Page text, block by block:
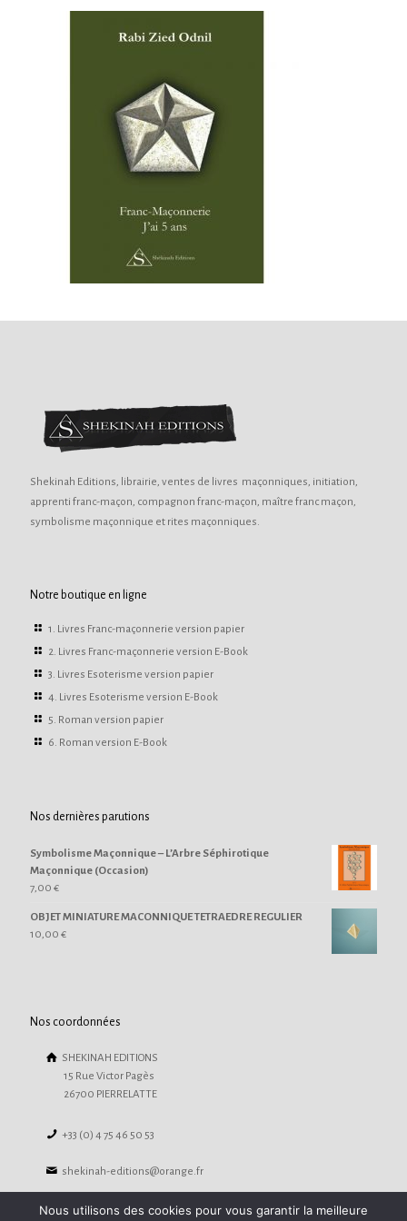
Shekinah Editions, librairie, ventes de livres maçonniques, initiation,
apprenti franc-maçon, compagnon franc-maçon, maître franc maçon,
symbolisme maçonnique et rites maçonniques.
Notre boutique en ligne
1. Livres Franc-maçonnerie version papier
2. Livres Franc-maçonnerie version E-Book
3. Livres Esoterisme version papier
4. Livres Esoterisme version E-Book
5. Roman version papier
6. Roman version E-Book
Nos dernières parutions
Symbolisme Maçonnique – L’Arbre Séphirotique
Maçonnique (Occasion)
7,00 €
OBJET MINIATURE MACONNIQUE TETRAEDRE REGULIER
10,00 €
Nos coordonnées
SHEKINAH EDITIONS
15 Rue Victor Pagès
26700 PIERRELATTE
+33 (0) 4 75 46 50 53
shekinah-editions@orange.fr
Nous utilisons des cookies pour vous garantir la meilleure